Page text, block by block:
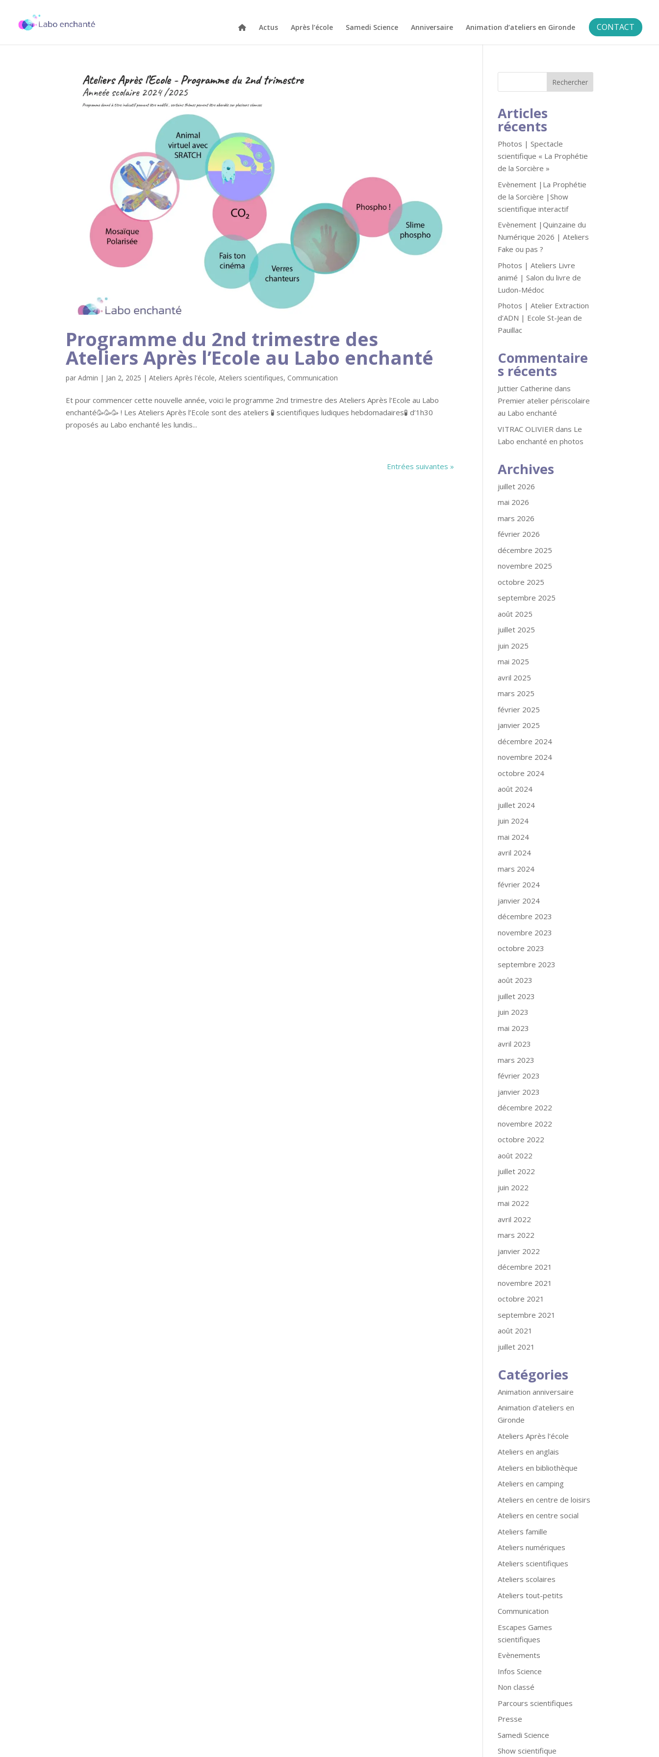
Actus Après l’école Samedi Science Anniversaire Animation d’ateliers en Gironde CONTACT
Programme du 2nd trimestre des
Ateliers Après l’Ecole au Labo enchanté
parAdmin | Jan 2, 2025 |Ateliers Après l'école,Ateliers scientifiques, Communication
Et pour commencer cette nouvelle année, voici le programme 2nd trimestre des Ateliers Après l’Ecole au Labo
enchanté🥳🥳🥳 ! Les Ateliers Après l’Ecole sont des ateliers 🧪 scientifiques ludiques hebdomadaires🧪 d’1h30
proposés au Labo enchanté les lundis...
Entrées suivantes »
Articles
récents
Photos | Spectacle
scientifique « La Prophétie
de la Sorcière »
Evènement |La Prophétie
de la Sorcière |Show
scientifique interactif
Evènement |Quinzaine du
Numérique 2026 | Ateliers
Fake ou pas ?
Photos | Ateliers Livre
animé | Salon du livre de
Ludon-Médoc
Photos | Atelier Extraction
d’ADN | Ecole St-Jean de
Pauillac
Commentaire
s récents
Juttier Catherine dans
Premier atelier périscolaire
au Labo enchanté
VITRAC OLIVIER dans Le
Labo enchanté en photos
Archives
juillet 2026
mai 2026
mars 2026
février 2026
décembre 2025
novembre 2025
octobre 2025
septembre 2025
août 2025
juillet 2025
juin 2025
mai 2025
avril 2025
mars 2025
février 2025
janvier 2025
décembre 2024
novembre 2024
octobre 2024
août 2024
juillet 2024
juin 2024
mai 2024
avril 2024
mars 2024
février 2024
janvier 2024
décembre 2023
novembre 2023
octobre 2023
septembre 2023
août 2023
juillet 2023
juin 2023
mai 2023
avril 2023
mars 2023
février 2023
janvier 2023
décembre 2022
novembre 2022
octobre 2022
août 2022
juillet 2022
juin 2022
mai 2022
avril 2022
mars 2022
janvier 2022
décembre 2021
novembre 2021
octobre 2021
septembre 2021
août 2021
juillet 2021
Catégories
Animation anniversaire
Animation d'ateliers en
Gironde
Ateliers Après l'école
Ateliers en anglais
Ateliers en bibliothèque
Ateliers en camping
Ateliers en centre de loisirs
Ateliers en centre social
Ateliers famille
Ateliers numériques
Ateliers scientifiques
Ateliers scolaires
Ateliers tout-petits
Communication
Escapes Games
scientifiques
Evènements
Infos Science
Non classé
Parcours scientifiques
Presse
Samedi Science
Show scientifique